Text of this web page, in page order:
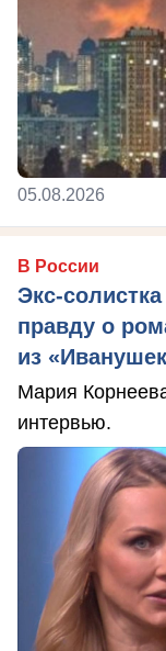
05.08.2026
В России
Экс-
правду о
из
Мария
интервью.